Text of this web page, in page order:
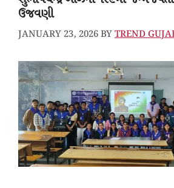
ઉજવણી
JANUARY 23, 2026BYTREND